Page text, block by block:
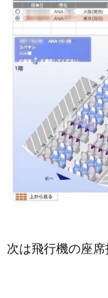
次は飛行機の座席